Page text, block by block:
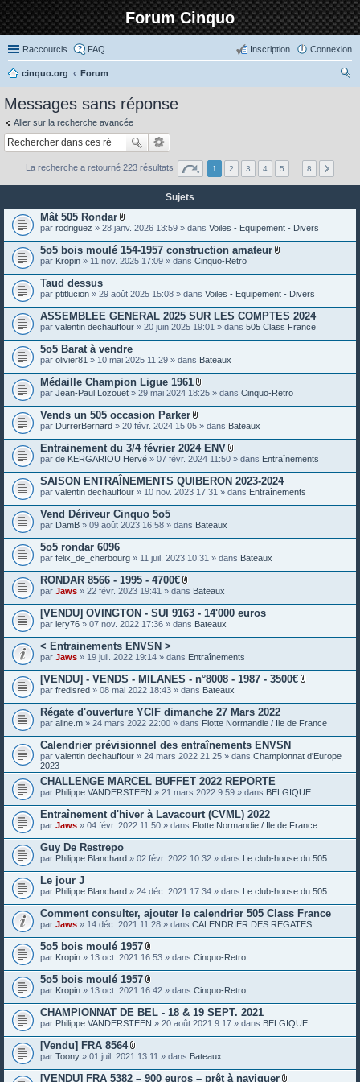
Forum Cinquo
Raccourcis FAQ Connexion
Inscription
cinquo.org
Forum
Messages sans réponse
Aller sur la recherche avancée
La recherche a retourné 223 résultats 1 2 3 4 5 8
Sujets
Mât 505 Rondar
P
è
c
e
s
o
n
t
e
s
par rodriguez » 28 janv. 2026 13:59 » dans Voiles - Equipement - Divers
5o5 bois moulé 154-1957 construction amateur
è
e
s
j
o
s
par Kropin » 11 nov. 2025 17:09 » dans Cinquo-Retro
Taud dessus
par ptitlucion » 29 août 2025 15:08 » dans Voiles - Equipement - Divers
ASSEMBLEE GENERAL 2025 SUR LES COMPTES 2024
par valentin dechauffour » 20 juin 2025 19:01 » dans 505 Class France
5o5 Barat à vendre
par olivier81 » 10 mai 2025 11:29 » dans Bateaux
Médaille Champion Ligue 1961
P
è
e
s
o
n
t
e
s
par Jean-Paul Lozouet » 29 mai 2024 18:25 » dans Cinquo-Retro
Vends un 505 occasion Parker
P
è
c
e
s
j
o
t
e
s
par DurrerBernard » 20 févr. 2024 15:05 » dans Bateaux
Entrainement du 3/4 février 2024 ENV
P
è
c
e
s
e
s
par de KERGARIOU Hervé » 07 févr. 2024 11:50 » dans Entraînements
SAISON ENTRAÎNEMENTS QUIBERON 2023-2024
par valentin dechauffour » 10 nov. 2023 17:31 » dans Entraînements
Vend Dériveur Cinquo 5o5
par DamB » 09 août 2023 16:58 » dans Bateaux
5o5 rondar 6096
par felix_de_cherbourg » 11 juil. 2023 10:31 » dans Bateaux
RONDAR 8566 - 1995 - 4700€
P
è
c
e
s
o
e
s
par Jaws » 22 févr. 2023 19:41 » dans Bateaux
[VENDU] OVINGTON - SUI 9163 - 14'000 euros
par lery76 » 07 nov. 2022 17:36 » dans Bateaux
< Entrainements ENVSN >
par Jaws » 19 juil. 2022 19:14 » dans Entraînements
[VENDU] - VENDS - MILANES - n°8008 - 1987 - 3500€
è
e
s
o
n
e
s
par fredisred » 08 mai 2022 18:43 » dans Bateaux
Régate d'ouverture YCIF dimanche 27 Mars 2022
par aline.m » 24 mars 2022 22:00 » dans Flotte Normandie / Ile de France
Calendrier prévisionnel des entraînements ENVSN
par valentin dechauffour » 24 mars 2022 21:25 » dans Championnat d'Europe
2023
CHALLENGE MARCEL BUFFET 2022 REPORTE
par Philippe VANDERSTEEN » 21 mars 2022 9:59 » dans BELGIQUE
Entraînement d'hiver à Lavacourt (CVML) 2022
par Jaws » 04 févr. 2022 11:50 » dans Flotte Normandie / Ile de France
Guy De Restrepo
par Philippe Blanchard » 02 févr. 2022 10:32 » dans Le club-house du 505
Le jour J
par Philippe Blanchard » 24 déc. 2021 17:34 » dans Le club-house du 505
Comment consulter, ajouter le calendrier 505 Class France
par Jaws » 14 déc. 2021 11:28 » dans CALENDRIER DES REGATES
5o5 bois moulé 1957
P
è
e
s
o
t
e
s
par Kropin » 13 oct. 2021 16:53 » dans Cinquo-Retro
5o5 bois moulé 1957
P
è
c
e
s
o
n
par Kropin » 13 oct. 2021 16:42 » dans Cinquo-Retro
CHAMPIONNAT DE BEL - 18 & 19 SEPT. 2021
par Philippe VANDERSTEEN » 20 août 2021 9:17 » dans BELGIQUE
[Vendu] FRA 8564
P
è
par Toony » 01 juil. 2021 13:11 » dans Bateaux
[VENDU] FRA 5382 – 900 euros – prêt à naviguer